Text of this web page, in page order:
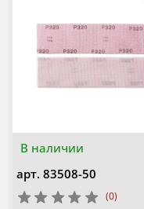
В наличии
арт. 83508-50
(0)